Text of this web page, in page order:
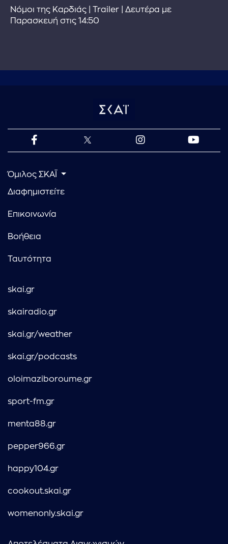
Νόμοι της Καρδιάς | Trailer | Δευτέρα με
Παρασκευή στις 14:50
Όμιλος ΣΚΑΪ
Διαφημιστείτε
Επικοινωνία
Βοήθεια
Ταυτότητα
skai.gr
skairadio.gr
skai.gr/weather
skai.gr/podcasts
oloimaziboroume.gr
sport-fm.gr
menta88.gr
pepper966.gr
happy104.gr
cookout.skai.gr
womenonly.skai.gr